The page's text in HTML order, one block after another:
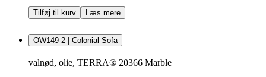
Tilføj til kurv Læs mere
OW149-2 | Colonial Sofa
valnød, olie, TERRA® 20366 Marble